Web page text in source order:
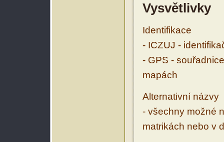
Vysvětlivky
Identifikace
- ICZUJ -
- GPS -
mapách
Alternativní názvy
- všechny možné
matrikách nebo v